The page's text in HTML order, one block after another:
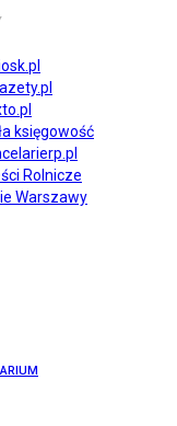
księgowość
Rolnicze
Warszawy